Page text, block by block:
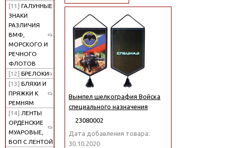
[11] ГАЛУННЫЕ
ЗНАКИ
РАЗЛИЧИЯ
ВМФ,
МОРСКОГО И
РЕЧНОГО
ФЛОТОВ
[12] БРЕЛОКИ
[13] БЛЯХИ И
ПРЯЖКИ К
РЕМНЯМ
[14] ЛЕНТЫ
ОРДЕНСКИЕ
МУАРОВЫЕ,
ВОП С ЛЕНТОЙ
Вымпел шелкография Войска
специального назначения
23080002
Дата добавления товара:
30.10.2020